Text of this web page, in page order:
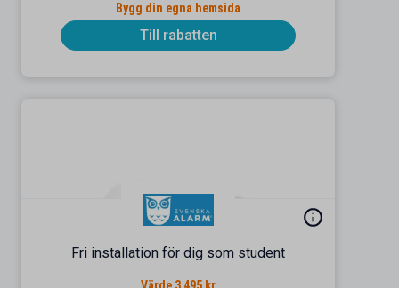
Bygg din egna hemsida
Till rabatten
Fri installation för dig som student